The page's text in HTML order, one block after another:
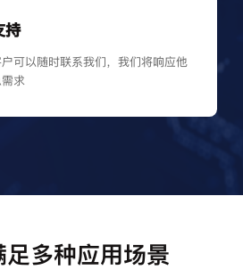
持
可以随时联系我们，我们将响应他
求
多种应用场景